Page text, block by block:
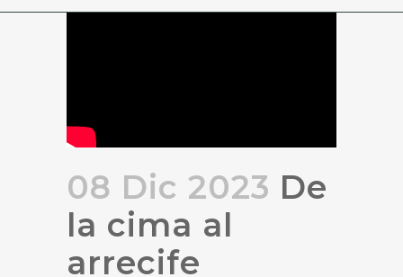
08 Dic 2023 De
la cima al
arrecife